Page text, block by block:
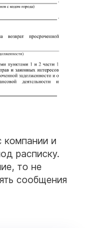
и
расписку.
то не
сообщения